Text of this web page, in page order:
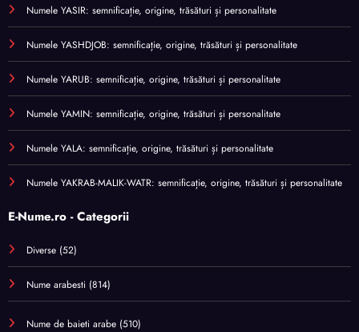
Numele YASIR: semnificație, origine, trăsături și personalitate
Numele YASHDJOB: semnificație, origine, trăsături și personalitate
Numele YARUB: semnificație, origine, trăsături și personalitate
Numele YAMIN: semnificație, origine, trăsături și personalitate
Numele YALA: semnificație, origine, trăsături și personalitate
Numele YAKRAB-MALIK-WATR: semnificație, origine, trăsături și personalitate
E-Nume.ro - Categorii
Diverse (52)
Nume arabesti (814)
Nume de baieti arabe (510)